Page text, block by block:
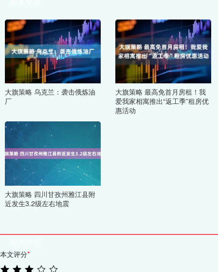
大旗策略 乌克兰：袭击俄炼油
厂
大旗策略 最高免首月房租！我
爱我家相寓推出“返工季”租房优
惠活动
大旗策略 四川甘孜州雅江县附
近发生3.2级左右地震
本文评分*